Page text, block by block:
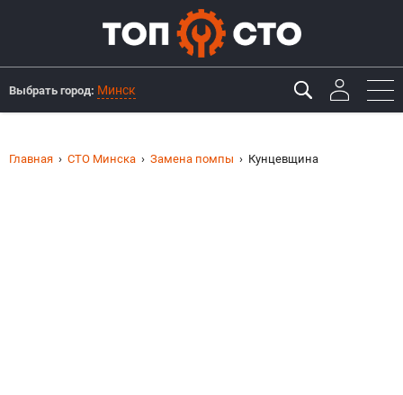
Выбрать город: Минск
Главная СТО Минска Замена помпы Кунцевщина